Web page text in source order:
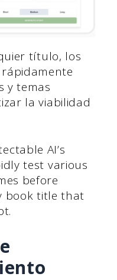
título, los
y temas
la viabilidad
AI’s
test various
before
book title that